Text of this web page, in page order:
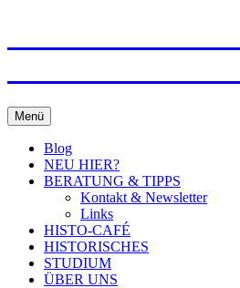
Menü
Blog
NEU HIER?
BERATUNG & TIPPS
Kontakt & Newsletter
Links
HISTO-CAFÉ
HISTORISCHES
STUDIUM
ÜBER UNS